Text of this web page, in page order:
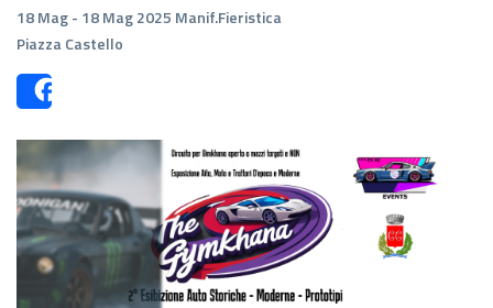
18 Mag - 18 Mag 2025 Manif.Fieristica
Piazza Castello